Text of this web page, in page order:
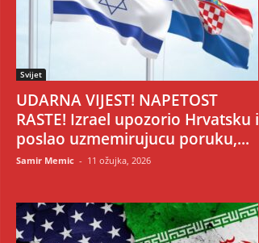
Svijet
UDARNA VIJEST! NAPETOST
RASTE! Izrael upozorio Hrvatsku i
poslao uzmemirujucu poruku,...
Samir Memic - 11 ožujka, 2026